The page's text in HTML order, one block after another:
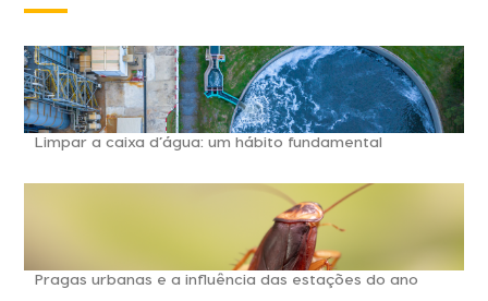
Limpar a caixa d’água: um hábito fundamental
Pragas urbanas e a influência das estações do ano